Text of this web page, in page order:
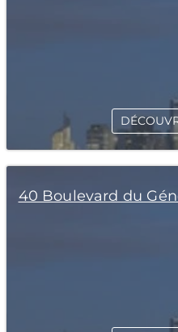
40 Boulevard du